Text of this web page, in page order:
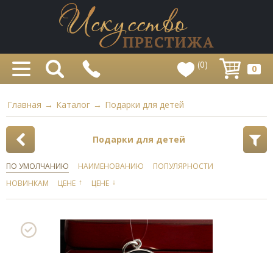
(0) 0
Главная → Каталог → Подарки для детей
Подарки для детей
ПО УМОЛЧАНИЮ НАИМЕНОВАНИЮ
ПОПУЛЯРНОСТИ
НОВИНКАМ
ЦЕНЕ ↑ ЦЕНЕ ↓